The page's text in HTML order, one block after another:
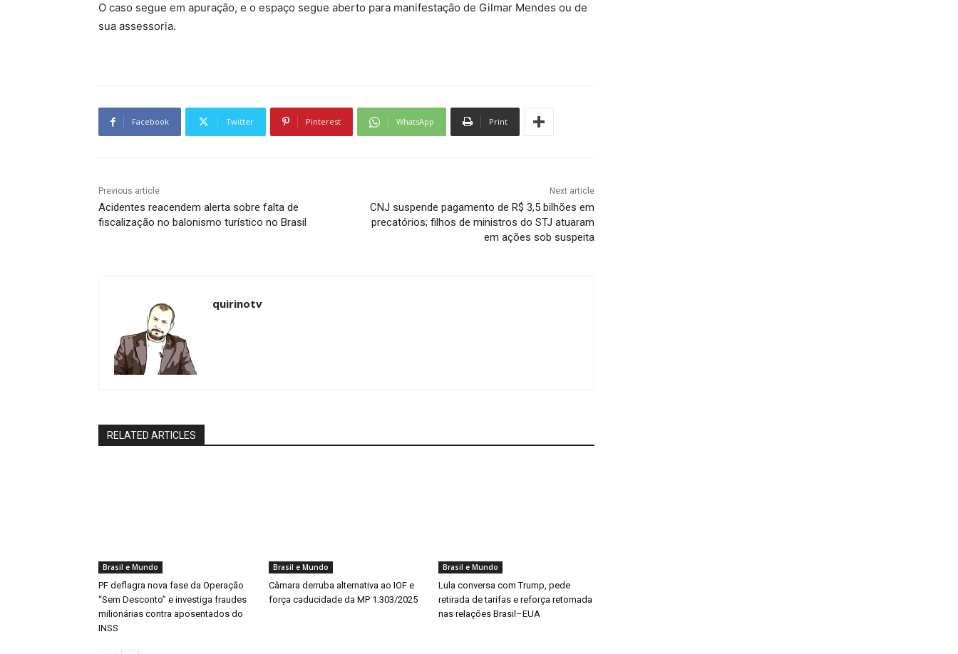
O caso segue em apuração, e o espaço segue aberto para manifestação de Gilmar Mendes ou de
sua assessoria.
Facebook Twitter Pinterest WhatsApp Print
Previous article
Acidentes reacendem alerta sobre falta de
fiscalização no balonismo turístico no Brasil
Next article
CNJ suspende pagamento de R$ 3,5 bilhões em
precatórios; filhos de ministros do STJ atuaram
em ações sob suspeita
quirinotv
RELATED ARTICLES
Brasil e Mundo
PF deflagra nova fase da Operação
“Sem Desconto” e investiga fraudes
milionárias contra aposentados do
INSS
Brasil e Mundo
Câmara derruba alternativa ao IOF e
força caducidade da MP 1.303/2025
Brasil e Mundo
Lula conversa com Trump, pede
retirada de tarifas e reforça retomada
nas relações Brasil–EUA